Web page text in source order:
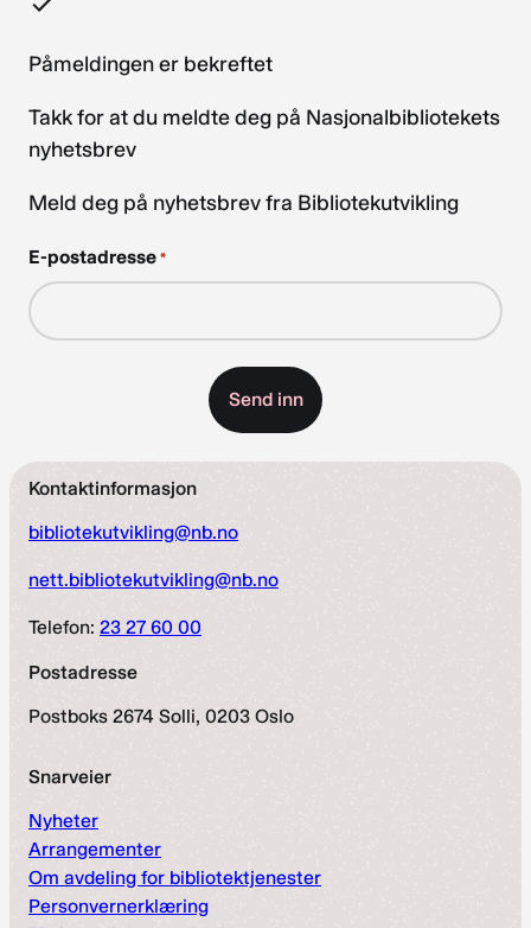
Påmeldingen er bekreftet
Takk for at du meldte deg på Nasjonalbibliotekets
nyhetsbrev
Meld deg på nyhetsbrev fra Bibliotekutvikling
E-postadresse *
Kontaktinformasjon
bibliotekutvikling@nb.no
nett.bibliotekutvikling@nb.no
Telefon: 23 27 60 00
Postadresse
Postboks 2674 Solli, 0203 Oslo
Snarveier
Nyheter
Arrangementer
Om avdeling for bibliotektjenester
Personvernerklæring